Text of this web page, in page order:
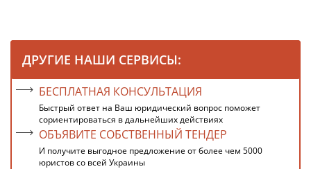
ДРУГИЕ НАШИ СЕРВИСЫ:
БЕСПЛАТНАЯ КОНСУЛЬТАЦИЯ
Быстрый ответ на Ваш юридический вопрос поможет
сориентироваться в дальнейших действиях
ОБЪЯВИТЕ СОБСТВЕННЫЙ ТЕНДЕР
И получите выгодное предложение от более чем 5000
юристов со всей Украины